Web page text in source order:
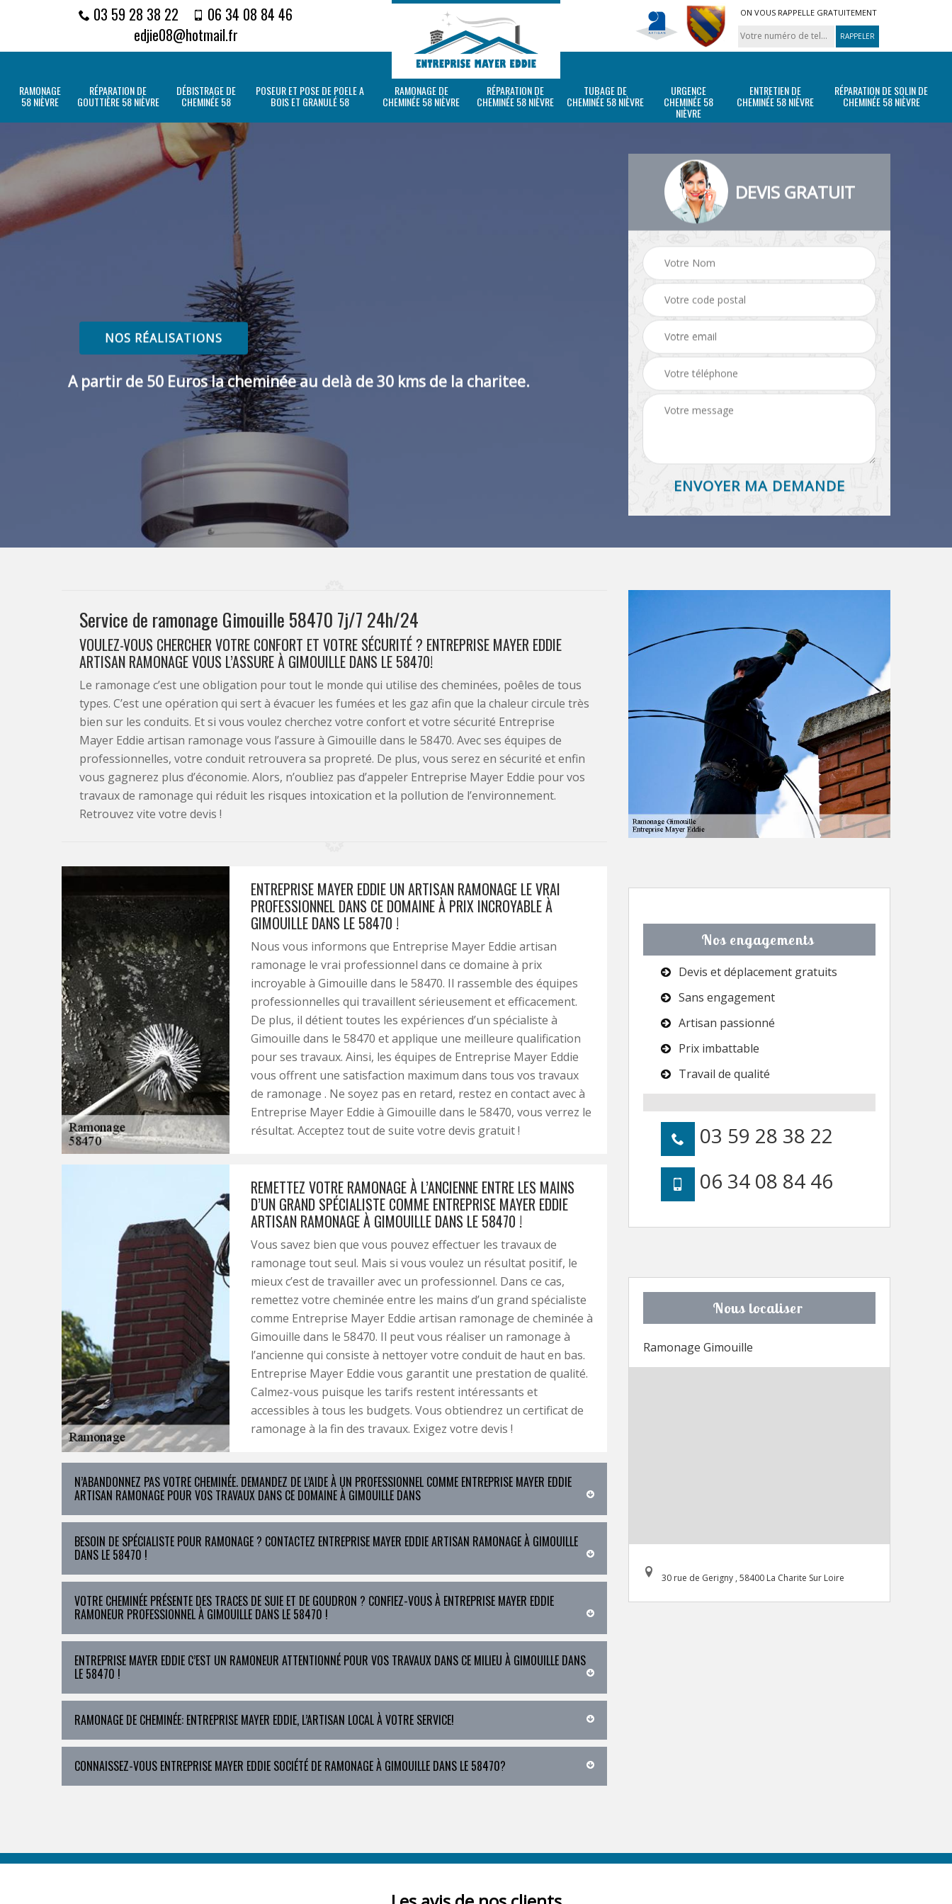
03 59 28 38 22
06 34 08 84 46
edjie08@hotmail.fr
ON VOUS RAPPELLE GRATUITEMENT
RAMONAGE
58 NIÈVRE
RÉPARATION DE
GOUTTIÈRE 58 NIÈVRE
DÉBISTRAGE DE
CHEMINÉE 58
POSEUR ET POSE DE POELE A
BOIS ET GRANULÉ 58
RAMONAGE DE
CHEMINÉE 58 NIÈVRE
RÉPARATION DE
CHEMINÉE 58 NIÈVRE
TUBAGE DE
CHEMINÉE 58 NIÈVRE
URGENCE
CHEMINÉE 58
NIÈVRE
ENTRETIEN DE
CHEMINÉE 58 NIÈVRE
RÉPARATION DE SOLIN DE
CHEMINÉE 58 NIÈVRE
NOS RÉALISATIONS
A partir de 50 Euros la cheminée au delà de 30 kms de la charitee.
DEVIS GRATUIT
Service de ramonage Gimouille 58470 7j/7 24h/24
VOULEZ-VOUS CHERCHER VOTRE CONFORT ET VOTRE SÉCURITÉ ? ENTREPRISE MAYER EDDIE
ARTISAN RAMONAGE VOUS L’ASSURE À GIMOUILLE DANS LE 58470!
Le ramonage c’est une obligation pour tout le monde qui utilise des cheminées, poêles de tous
types. C’est une opération qui sert à évacuer les fumées et les gaz afin que la chaleur circule très
bien sur les conduits. Et si vous voulez cherchez votre confort et votre sécurité Entreprise
Mayer Eddie artisan ramonage vous l’assure à Gimouille dans le 58470. Avec ses équipes de
professionnelles, votre conduit retrouvera sa propreté. De plus, vous serez en sécurité et enfin
vous gagnerez plus d’économie. Alors, n’oubliez pas d’appeler Entreprise Mayer Eddie pour vos
travaux de ramonage qui réduit les risques intoxication et la pollution de l’environnement.
Retrouvez vite votre devis !
ENTREPRISE MAYER EDDIE UN ARTISAN RAMONAGE LE VRAI
PROFESSIONNEL DANS CE DOMAINE À PRIX INCROYABLE À
GIMOUILLE DANS LE 58470 !
Nous vous informons que Entreprise Mayer Eddie artisan
ramonage le vrai professionnel dans ce domaine à prix
incroyable à Gimouille dans le 58470. Il rassemble des équipes
professionnelles qui travaillent sérieusement et efficacement.
De plus, il détient toutes les expériences d’un spécialiste à
Gimouille dans le 58470 et applique une meilleure qualification
pour ses travaux. Ainsi, les équipes de Entreprise Mayer Eddie
vous offrent une satisfaction maximum dans tous vos travaux
de ramonage . Ne soyez pas en retard, restez en contact avec à
Entreprise Mayer Eddie à Gimouille dans le 58470, vous verrez le
résultat. Acceptez tout de suite votre devis gratuit !
REMETTEZ VOTRE RAMONAGE À L’ANCIENNE ENTRE LES MAINS
D’UN GRAND SPÉCIALISTE COMME ENTREPRISE MAYER EDDIE
ARTISAN RAMONAGE À GIMOUILLE DANS LE 58470 !
Vous savez bien que vous pouvez effectuer les travaux de
ramonage tout seul. Mais si vous voulez un résultat positif, le
mieux c’est de travailler avec un professionnel. Dans ce cas,
remettez votre cheminée entre les mains d’un grand spécialiste
comme Entreprise Mayer Eddie artisan ramonage de cheminée à
Gimouille dans le 58470. Il peut vous réaliser un ramonage à
l’ancienne qui consiste à nettoyer votre conduit de haut en bas.
Entreprise Mayer Eddie vous garantit une prestation de qualité.
Calmez-vous puisque les tarifs restent intéressants et
accessibles à tous les budgets. Vous obtiendrez un certificat de
ramonage à la fin des travaux. Exigez votre devis !
N’ABANDONNEZ PAS VOTRE CHEMINÉE. DEMANDEZ DE L’AIDE À UN PROFESSIONNEL COMME ENTREPRISE MAYER EDDIE
ARTISAN RAMONAGE POUR VOS TRAVAUX DANS CE DOMAINE À GIMOUILLE DANS
BESOIN DE SPÉCIALISTE POUR RAMONAGE ? CONTACTEZ ENTREPRISE MAYER EDDIE ARTISAN RAMONAGE À GIMOUILLE
DANS LE 58470 !
VOTRE CHEMINÉE PRÉSENTE DES TRACES DE SUIE ET DE GOUDRON ? CONFIEZ-VOUS À ENTREPRISE MAYER EDDIE
RAMONEUR PROFESSIONNEL À GIMOUILLE DANS LE 58470 !
ENTREPRISE MAYER EDDIE C’EST UN RAMONEUR ATTENTIONNÉ POUR VOS TRAVAUX DANS CE MILIEU À GIMOUILLE DANS
LE 58470 !
RAMONAGE DE CHEMINÉE: ENTREPRISE MAYER EDDIE, L’ARTISAN LOCAL À VOTRE SERVICE!
CONNAISSEZ-VOUS ENTREPRISE MAYER EDDIE SOCIÉTÉ DE RAMONAGE À GIMOUILLE DANS LE 58470?
Nos engagements
Devis et déplacement gratuits
Sans engagement
Artisan passionné
Prix imbattable
Travail de qualité
03 59 28 38 22
06 34 08 84 46
Nous localiser
Ramonage Gimouille
30 rue de Gerigny , 58400 La Charite Sur Loire